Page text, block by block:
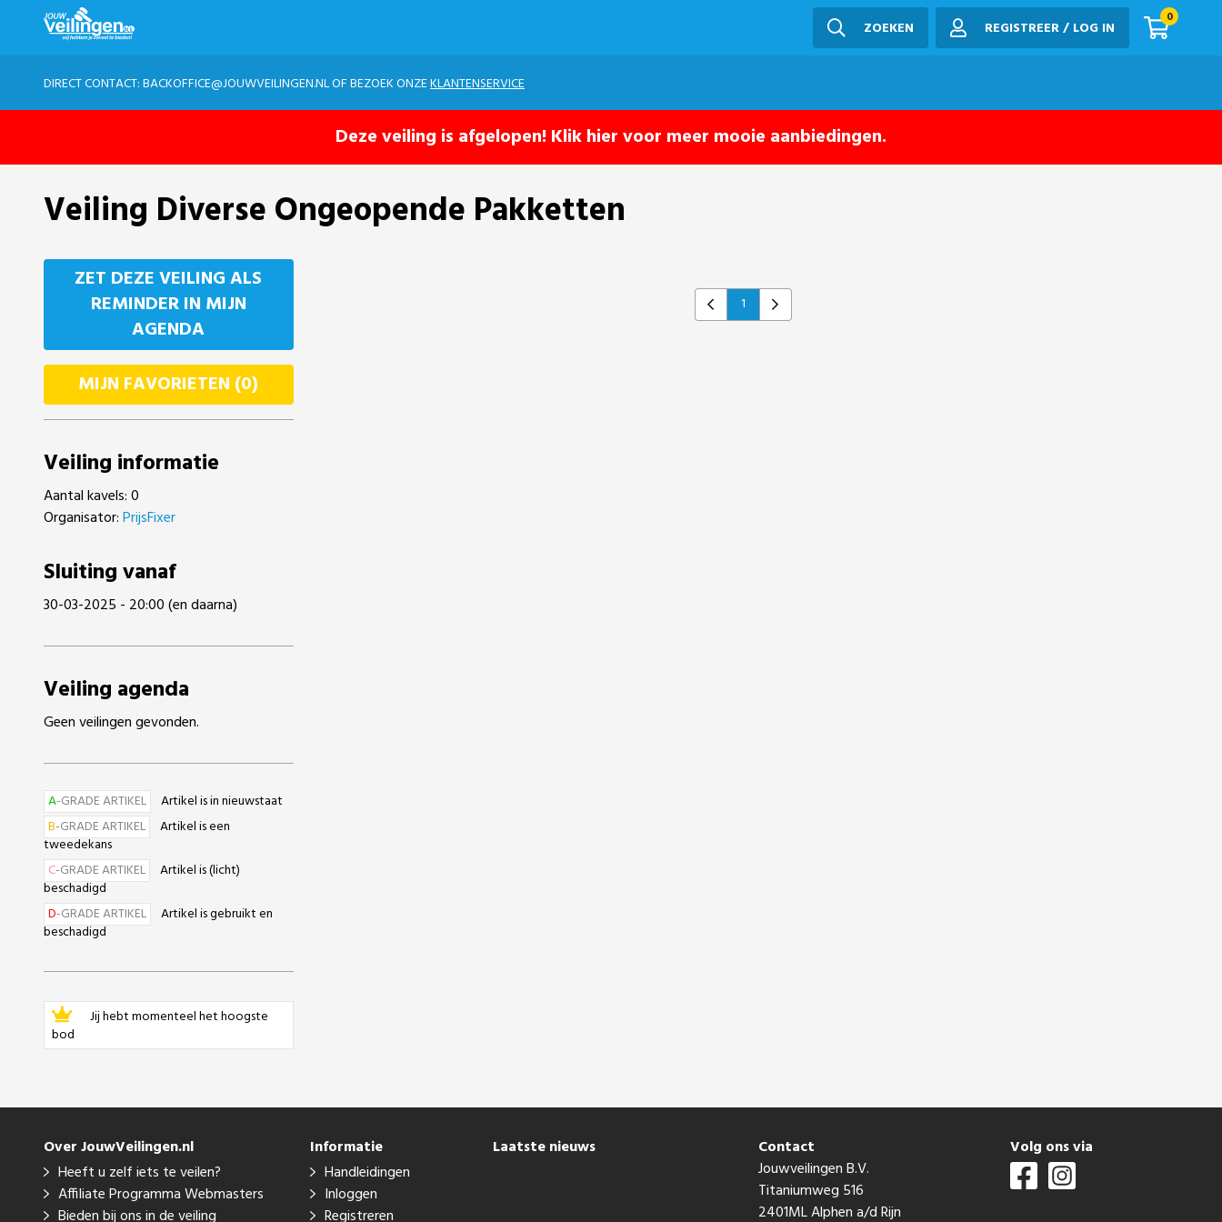
ZOEKEN REGISTREER / LOG IN
0
DIRECT CONTACT:BACKOFFICE@JOUWVEILINGEN.NLOF BEZOEK ONZEKLANTENSERVICE
Deze veiling is afgelopen! Klik hier voor meer mooie aanbiedingen.
Veiling Diverse Ongeopende Pakketten
ZET DEZE VEILING ALS
REMINDER IN MIJN
AGENDA
MIJN FAVORIETEN (0)
Veiling informatie
Aantal kavels: 0
Organisator:PrijsFixer
Sluiting vanaf
30-03-2025 - 20:00 (en daarna)
Veiling agenda
Geen veilingen gevonden.
A-GRADE ARTIKEL
Artikel is in nieuwstaat
B-GRADE ARTIKEL
Artikel is een
tweedekans
C-GRADE ARTIKEL
Artikel is (licht)
beschadigd
D-GRADE ARTIKEL
Artikel is gebruikt en
beschadigd
Jij hebt momenteel het hoogste
bod
Previous
1 Next
Over JouwVeilingen.nl
Heeft u zelf iets te veilen?
Affiliate Programma Webmasters
Bieden bij ons in de veiling
Informatie
Handleidingen
Inloggen
Registreren
Laatste nieuws
Contact
Jouwveilingen B.V.
Titaniumweg 516
2401ML Alphen a/d Rijn
Volg ons via